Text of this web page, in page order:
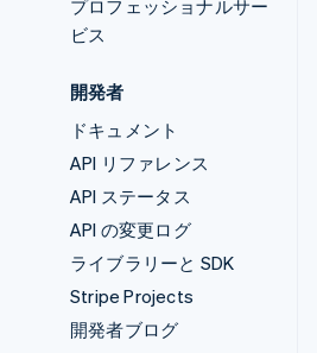
プロフェッショナルサー
ビス
開発者
ドキュメント
API リファレンス
API ステータス
API の変更ログ
ライブラリーと SDK
Stripe Projects
開発者ブログ